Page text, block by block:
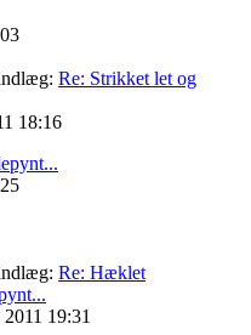
Re: Strikket let og
18:16
Re: Hæklet
19:31